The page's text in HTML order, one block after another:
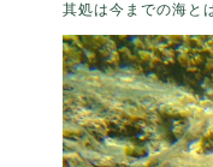
其処は今までの海と